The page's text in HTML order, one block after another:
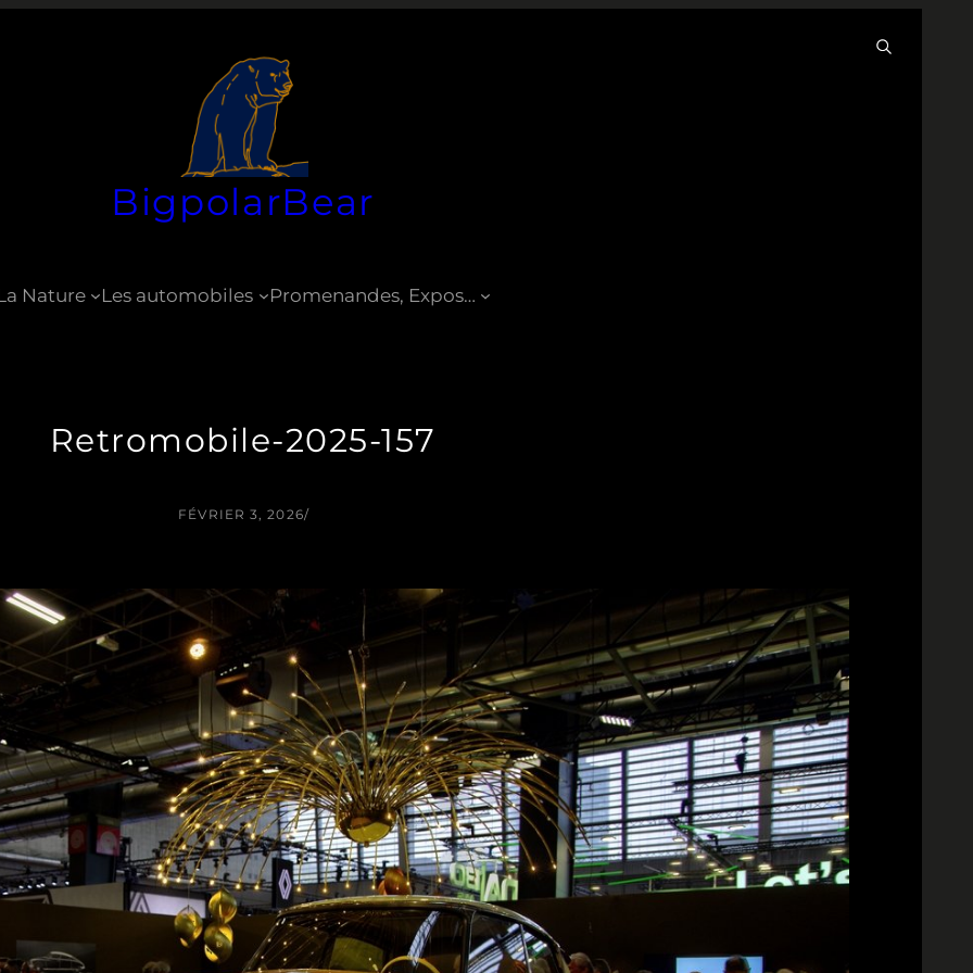
BigpolarBear
Nature Les automobiles Promenandes, Expos…
Retromobile-2025-157
FÉVRIER 3, 2026/